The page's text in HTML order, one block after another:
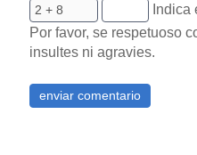
Indica
Por favor, se respetuoso
insultes ni agravies.